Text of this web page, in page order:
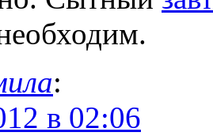
:
в 02:06